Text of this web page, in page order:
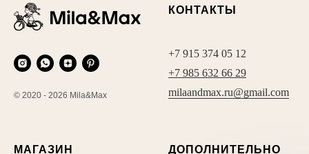
© 2020 - 2026 Mila&Max
КОНТАКТЫ
+7 915 374 05 12
+7 985 632 66 29
milaandmax.ru@gmail.com
МАГАЗИН ДОПОЛНИТЕЛЬНО